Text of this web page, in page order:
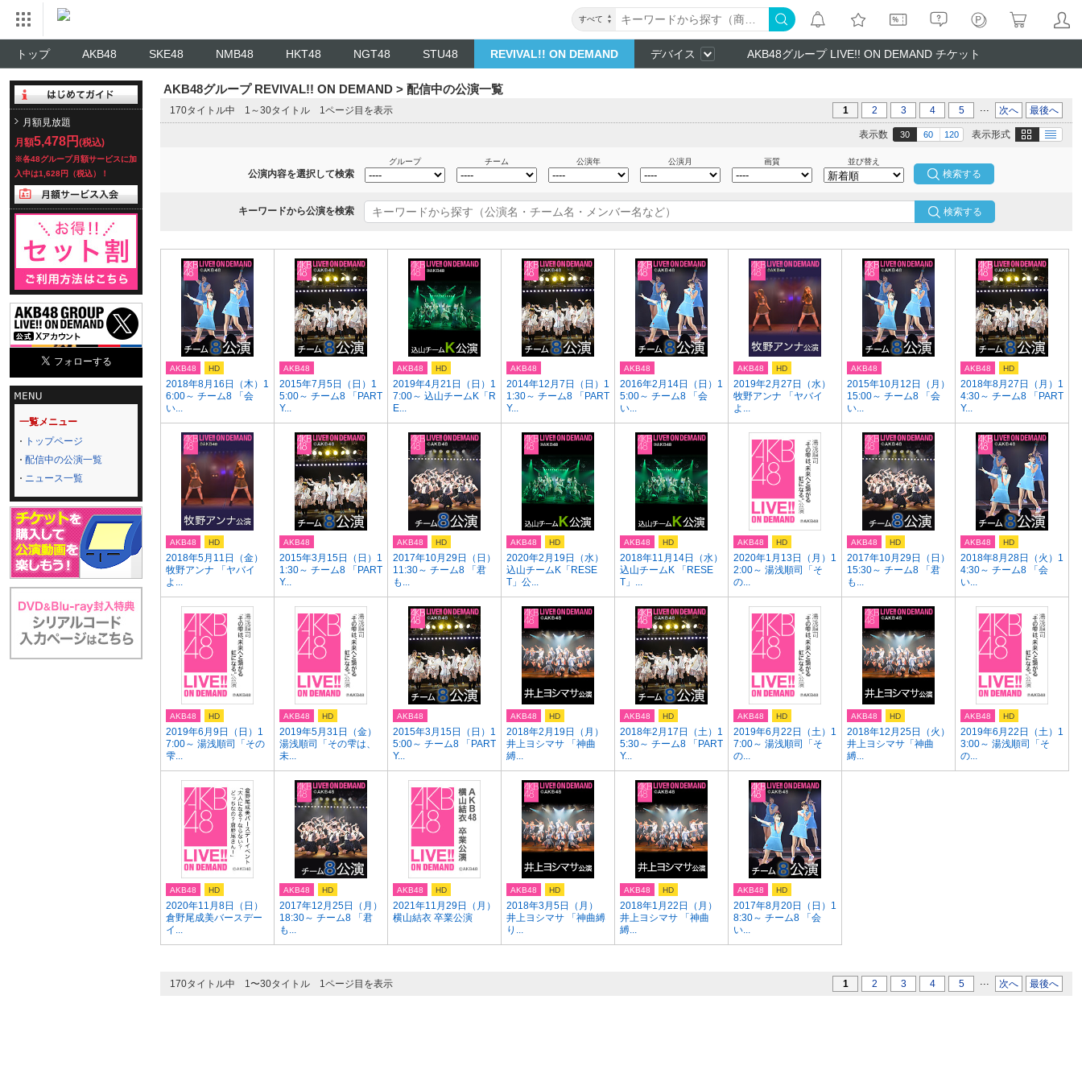
すべて
トップ AKB48 SKE48 NMB48 HKT48 NGT48 STU48 REVIVAL!! ON DEMAND デバイス AKB48グループ LIVE!! ON DEMAND チケット
月額見放題
月額5,478円 (税込)
※各48グループ月額サービスに加
入中は1,628円（税込）！
一覧メニュー
トップページ
配信中の公演一覧
ニュース一覧
AKB48グループ REVIVAL!! ON DEMAND > 配信中の公演一覧
170タイトル中 1～30タイトル 1ページ目を表示 1 2 3 4 5 ... 次へ 最後へ
表示形式 画像 テキスト
表示数 30 60 120
公演内容を選択して検索
グループ チーム 公演年 公演月 画質 並び替え
キーワードから公演を検索 検索する
2018年8月16日（木）1
6:00～ チーム8 「会
い...
AKB48 HD
2015年7月5日（日）1
5:00～ チーム8 「PART
Y...
AKB48
2019年4月21日（日）1
7:00～ 込山チームK「R
E...
AKB48 HD
2014年12月7日（日）1
1:30～ チーム8 「PART
Y...
AKB48
2016年2月14日（日）1
5:00～ チーム8 「会
い...
AKB48
2019年2月27日（水）
牧野アンナ 「ヤバイ
よ...
AKB48 HD
2015年10月12日（月）
15:00～ チーム8 「会
い...
AKB48
2018年8月27日（月）1
4:30～ チーム8 「PART
Y...
AKB48 HD
2018年5月11日（金）
牧野アンナ 「ヤバイ
よ...
AKB48 HD
2015年3月15日（日）1
1:30～ チーム8 「PART
Y...
AKB48
2017年10月29日（日）
11:30～ チーム8 「君
も...
AKB48 HD
2020年2月19日（水）
込山チームK「RESE
T」公...
AKB48 HD
2018年11月14日（水）
込山チームK 「RESE
T」...
AKB48 HD
2020年1月13日（月）1
2:00～ 湯浅順司「そ
の...
AKB48 HD
2017年10月29日（日）
15:30～ チーム8 「君
も...
AKB48 HD
2018年8月28日（火）1
4:30～ チーム8 「会
い...
AKB48 HD
2019年6月9日（日）1
7:00～ 湯浅順司「その
雫...
AKB48 HD
2019年5月31日（金）
湯浅順司「その雫は、
未...
AKB48 HD
2015年3月15日（日）1
5:00～ チーム8 「PART
Y...
AKB48
2018年2月19日（月）
井上ヨシマサ 「神曲
縛...
AKB48 HD
2018年2月17日（土）1
5:30～ チーム8 「PART
Y...
AKB48 HD
2019年6月22日（土）1
7:00～ 湯浅順司「そ
の...
AKB48 HD
2018年12月25日（火）
井上ヨシマサ「神曲
縛...
AKB48 HD
2019年6月22日（土）1
3:00～ 湯浅順司「そ
の...
AKB48 HD
2020年11月8日（日）
倉野尾成美バースデー
イ...
AKB48 HD
2017年12月25日（月）
18:30～ チーム8 「君
も...
AKB48 HD
2021年11月29日（月）
横山結衣 卒業公演
AKB48 HD
2018年3月5日（月）
井上ヨシマサ 「神曲縛
り...
AKB48 HD
2018年1月22日（月）
井上ヨシマサ 「神曲
縛...
AKB48 HD
2017年8月20日（日）1
8:30～ チーム8 「会
い...
AKB48 HD
170タイトル中 1〜30タイトル 1ページ目を表示 1 2 3 4 5 ... 次へ 最後へ